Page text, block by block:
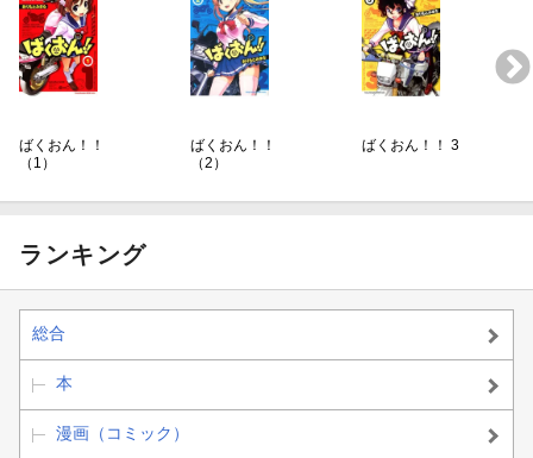
ばくおん！！
（1）
ばくおん！！
（2）
ばくおん！！ 3
ランキング
総合
本
漫画（コミック）